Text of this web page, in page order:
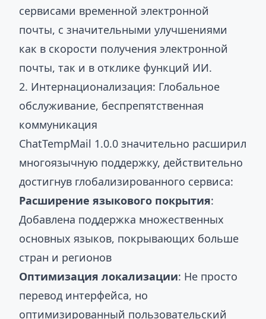
сервисами временной электронной
почты, с значительными улучшениями
как в скорости получения электронной
почты, так и в отклике функций ИИ.
2. Интернационализация: Глобальное
обслуживание, беспрепятственная
коммуникация
ChatTempMail 1.0.0 значительно расширил
многоязычную поддержку, действительно
достигнув глобализированного сервиса:
Расширение языкового покрытия:
Добавлена поддержка множественных
основных языков, покрывающих больше
стран и регионов
Оптимизация локализации: Не просто
перевод интерфейса, но
оптимизированный пользовательский